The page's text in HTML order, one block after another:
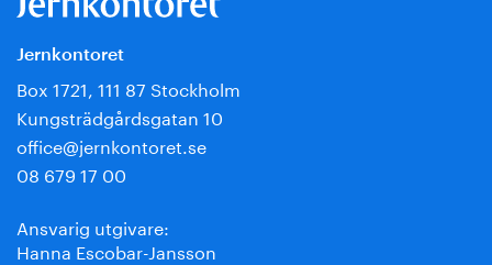
Jernkontoret
Box 1721, 111 87 Stockholm
Kungsträdgårdsgatan 10
office@jernkontoret.se
08 679 17 00
Ansvarig utgivare:
Hanna Escobar-Jansson